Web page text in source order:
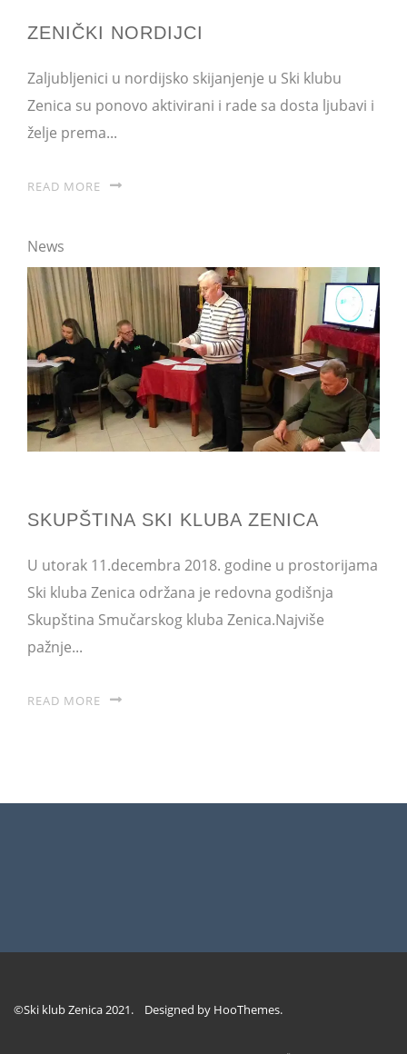
ZENIČKI NORDIJCI
Zaljubljenici u nordijsko skijanjenje u Ski klubu
Zenica su ponovo aktivirani i rade sa dosta ljubavi i
želje prema...
READ MORE
News
SKUPŠTINA SKI KLUBA ZENICA
U utorak 11.decembra 2018. godine u prostorijama
Ski kluba Zenica održana je redovna godišnja
Skupština Smučarskog kluba Zenica.Najviše
pažnje...
READ MORE
©Ski klub Zenica 2021. Designed by HooThemes.